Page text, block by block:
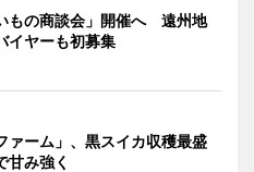
もの商談会」開催へ 遠州地
イヤーも初募集
ァーム」、黒スイカ収穫最盛
み強く